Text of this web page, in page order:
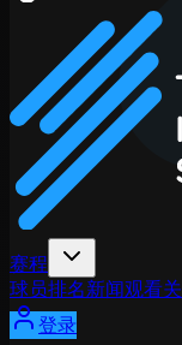
赛程
球员排名新闻观看
登录